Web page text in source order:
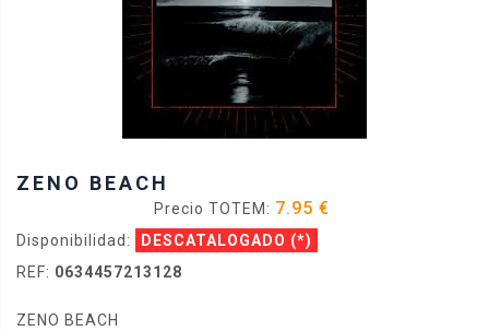
ZENO BEACH
Precio TOTEM: 7.95 €
Disponibilidad: DESCATALOGADO (*)
REF: 0634457213128
ZENO BEACH